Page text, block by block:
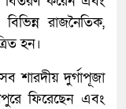
রাজনৈতিক,
হন।
শারদীয় দুর্গাপূজা
ফিরেছেন এবং